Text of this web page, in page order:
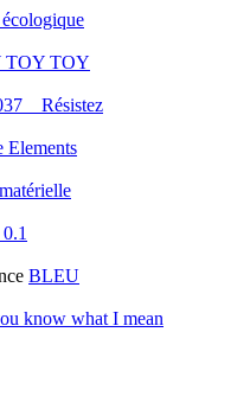
TOY TOY
_ Résistez
Elements
BLEU
know what I mean